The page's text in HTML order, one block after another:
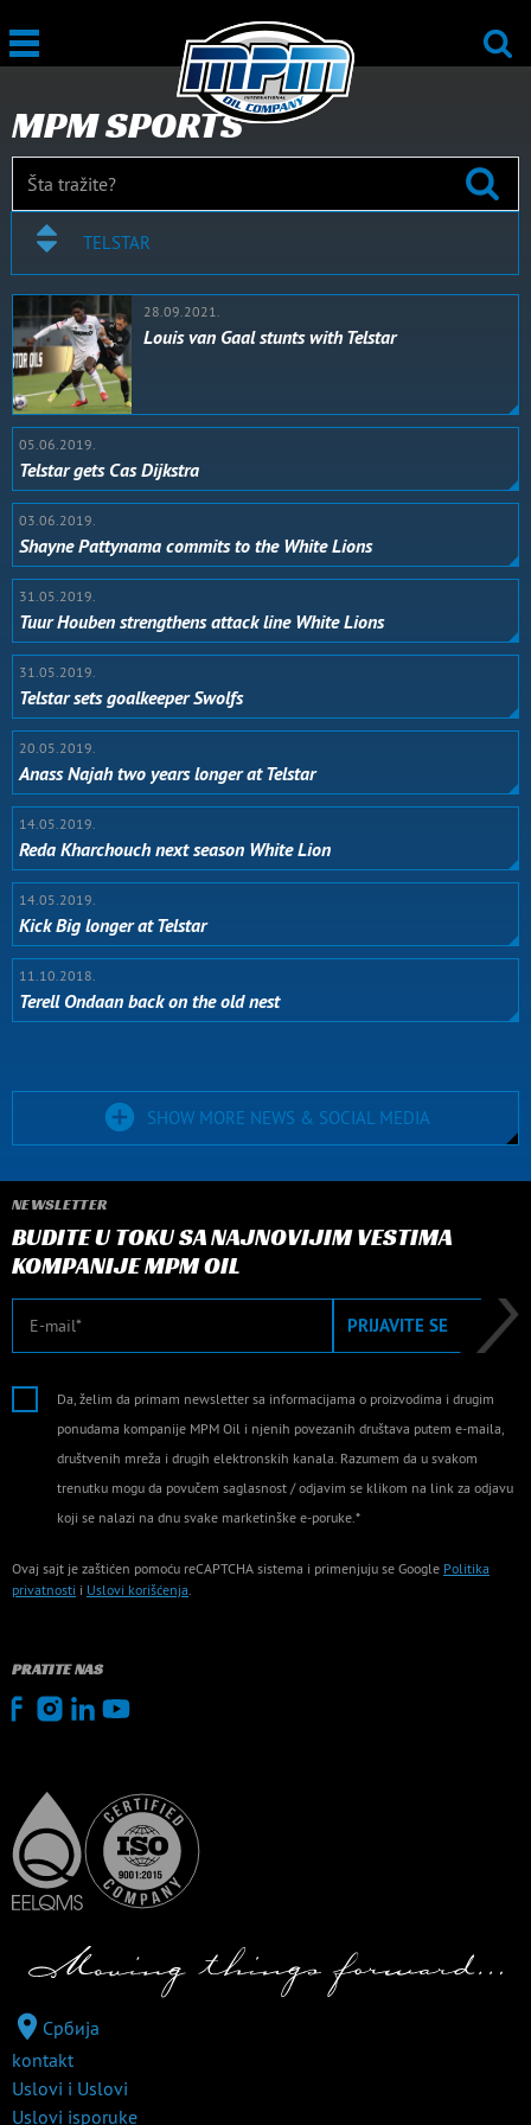
MPM SPORTS
TELSTAR
28.09.2021.
Louis van Gaal stunts with Telstar
05.06.2019.
Telstar gets Cas Dijkstra
03.06.2019.
Shayne Pattynama commits to the White Lions
31.05.2019.
Tuur Houben strengthens attack line White Lions
31.05.2019.
Telstar sets goalkeeper Swolfs
20.05.2019.
Anass Najah two years longer at Telstar
14.05.2019.
Reda Kharchouch next season White Lion
14.05.2019.
Kick Big longer at Telstar
11.10.2018.
Terell Ondaan back on the old nest
SHOW MORE NEWS & SOCIAL MEDIA
NEWSLETTER
BUDITE U TOKU SA NAJNOVIJIM VESTIMA
KOMPANIJE MPM OIL
E-mail PRIJAVITE SE
Da, želim da primam newsletter sa informacijama o proizvodima i drugim
ponudama kompanije MPM Oil i njenih povezanih društava putem e-maila,
društvenih mreža i drugih elektronskih kanala. Razumem da u svakom
trenutku mogu da povučem saglasnost / odjavim se klikom na link za odjavu
koji se nalazi na dnu svake marketinške e-poruke.*
Ovaj sajt je zaštićen pomoću reCAPTCHA sistema i primenjuju se Google Politika
privatnosti i Uslovi korišćenja.
PRATITE NAS
Србија
kontakt
Uslovi i Uslovi
Uslovi isporuke